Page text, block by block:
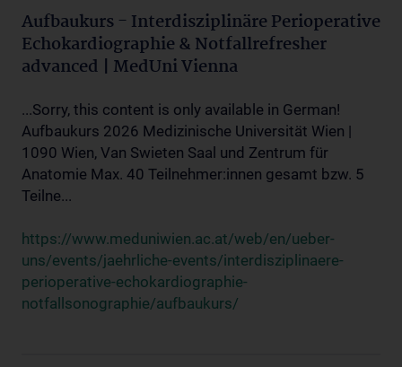
Aufbaukurs - Interdisziplinäre Perioperative
Echokardiographie & Notfallrefresher
advanced | MedUni Vienna
...Sorry, this content is only available in German!
Aufbaukurs 2026 Medizinische Universität Wien |
1090 Wien, Van Swieten Saal und Zentrum für
Anatomie Max. 40 Teilnehmer:innen gesamt bzw. 5
Teilne...
https://www.meduniwien.ac.at/web/en/ueber-
uns/events/jaehrliche-events/interdisziplinaere-
perioperative-echokardiographie-
notfallsonographie/aufbaukurs/